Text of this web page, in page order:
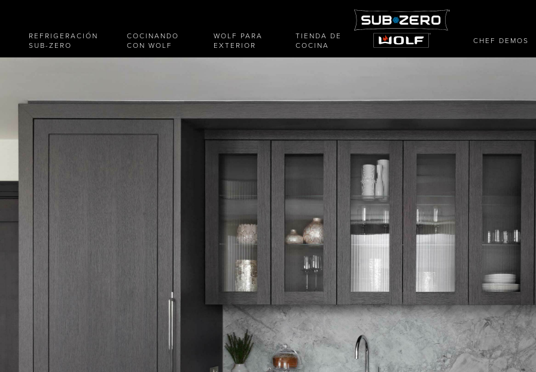
REFRIGERACIÓN
SUB-ZERO
COCINANDO
CON WOLF
WOLF PARA
EXTERIOR
TIENDA DE
COCINA
CHEF DEMOS